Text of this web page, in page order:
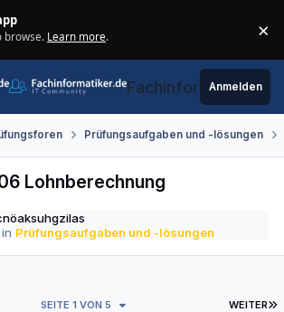
browse. Learn more. ×
Fachinformatiker.de
Anmelden
Prüfungsaufgaben und -lösungen
Lohnberechnung
in Prüfungsaufgaben und -lösungen
WEITER
SEITE 1 VON 5